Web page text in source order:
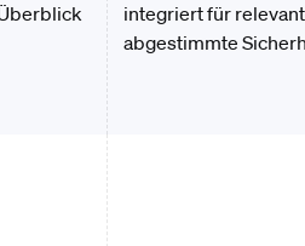
integriert für
abgestimmte